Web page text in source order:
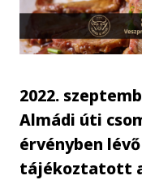
2022.
Almádi úti
érvényben
tájékoztatott